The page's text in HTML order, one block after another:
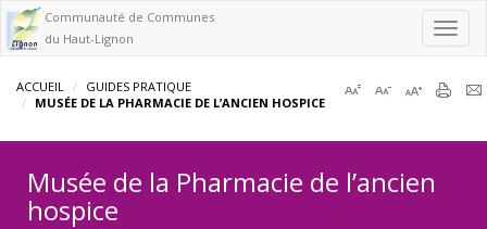
Communauté de Communes
du Haut-Lignon
ACCUEIL
GUIDES PRATIQUE
MUSÉE DE LA PHARMACIE DE L’ANCIEN HOSPICE
Musée de la Pharmacie de l’ancien
hospice